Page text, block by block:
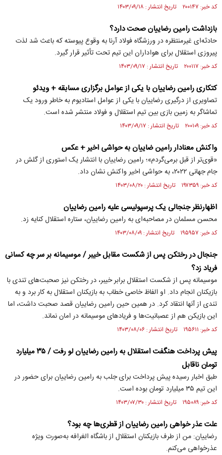
کد خبر: ۲۰۰۱۴۷ تاریخ انتشار : ۱۴۰۳/۰۹/۱۸
بازداشت رامین رضاییان صحت دارد؟
حادثه‌ای غیرمنتظره در ورزشگاه فولاد آرنا به وقوع پیوسته که باعث شد لذت
پیروزی استقلال برای هواداران این تیم تحت تأثیر قرار گیرد.
کد خبر: ۲۰۰۱۱۷ تاریخ انتشار : ۱۴۰۳/۰۹/۱۷
کتکاری رامین رضاییان با یکی از عوامل برگزاری مسابقه + ویدئو
تصاویری از درگیری رضاییان با یکی از عوامل استادیوم به خاطر ورود یک
تماشاگر به زمین بازی بین تیم استقلال و فولاد منتشر شده است.
کد خبر: ۲۰۰۱۰۹ تاریخ انتشار : ۱۴۰۳/۰۹/۱۷
واکنش معنادار رامین ضاییان به حواشی اخیر + عکس
«قوی‌تر از قبل برمی‌گردم»؛ رامین رضاییان با انتشار یک استوری از گلش در
جام جهانی ٢٠٢٢، به حواشی اخیر واکنش نشان داد.
کد خبر: ۱۹۷۳۵۹ تاریخ انتشار : ۱۴۰۳/۰۸/۲۰
اظهارنظر جنجالی یک پرسپولیسی علیه رامین رضاییان
محسن مسلمان در مصاحبه‌ای به رامین رضاییان، ستاره استقلال کنایه زد.
کد خبر: ۱۹۵۹۵۷ تاریخ انتشار : ۱۴۰۳/۰۸/۰۹
جنجال در رختکن پس از شکست مقابل خیبر / موسیمانه بر سر چه کسانی
فریاد زد؟
موسیمانه پس از شکست استقلال برابر خیبر، در رختکن نیز صحبت‌های تندی با
بازیکنان انجام داد. او الفاظ خاصی خطاب به بازیکنان استقلال به کار برد و به
تندی از آنها انتقاد کرد. در همین حین رامین رضاییان قصد صحبت داشت، اما
این بازیکن هم از عصبانیت‌ها و فریاد‌های موسیمانه در امان نماند.
کد خبر: ۱۹۵۶۱۱ تاریخ انتشار : ۱۴۰۳/۰۸/۰۶
پیش پرداخت هنگفت استقلال به رامین رضاییان لو رفت / ۳۵ میلیارد
تومان ناقابل
طبق اخبار رسیده پیش پرداخت برای جلب به رامین رضاییان برای حضور در
این تیم ۳۵ میلیارد تومان بوده است.
کد خبر: ۱۹۵۰۸۹ تاریخ انتشار : ۱۴۰۳/۰۷/۳۰
علت عذر خواهی رامین رضاییان از قطری‌ها چه بود؟
رضاییان: من از طرف بازیکنان استقلال از باشگاه الغرافه به‌صورت ویژه
عذرخواهی می‌کنم.